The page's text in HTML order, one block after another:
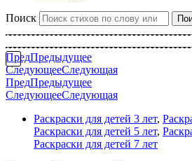
Поиск
ПредПредыдущее
СледующееСледующая
ПредПредыдущее
СледующееСледующая
Раскраски для детей 3 лет,
Раскраски для детей 5 лет,
Раскраски для детей 7 лет